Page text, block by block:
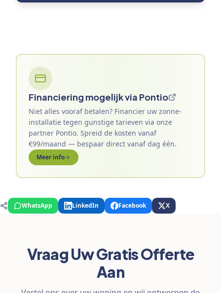
Financiering mogelijk via Pontio
Niet alles vooraf betalen? Financier uw zonne-
installatie tegen gunstige tarieven via onze
partner Pontio. Spreid de kosten vanaf
€99/maand — bespaar direct vanaf dag één.
Meer info
WhatsApp LinkedIn Facebook X
Vraag Uw Gratis Offerte
Aan